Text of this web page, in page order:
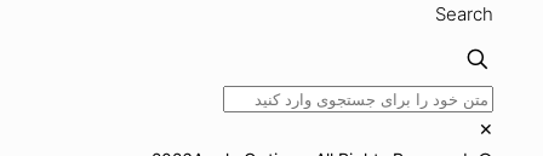
Search
✕